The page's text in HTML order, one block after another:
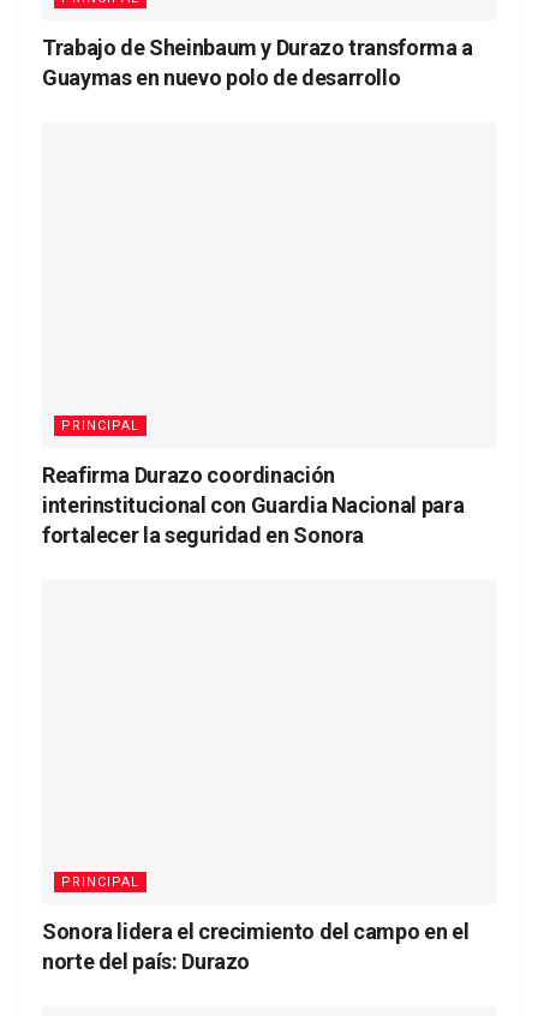
Trabajo de Sheinbaum y Durazo transforma a
Guaymas en nuevo polo de desarrollo
PRINCIPAL
Reafirma Durazo coordinación
interinstitucional con Guardia Nacional para
fortalecer la seguridad en Sonora
PRINCIPAL
Sonora lidera el crecimiento del campo en el
norte del país: Durazo